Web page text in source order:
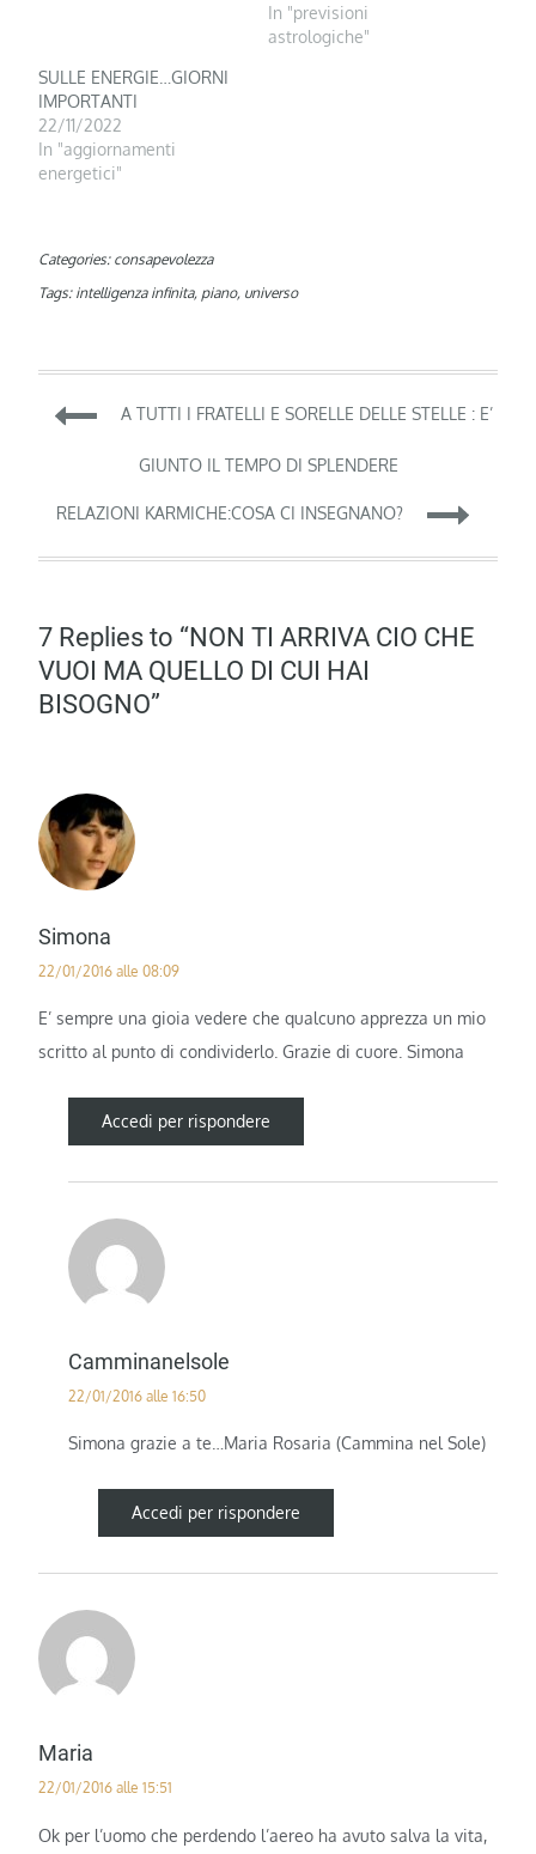
In "previsioni
astrologiche"
SULLE ENERGIE…GIORNI
IMPORTANTI
22/11/2022
In "aggiornamenti
energetici"
Categories: consapevolezza
Tags: intelligenza infinita, piano, universo
Navigazione
articoli
A TUTTI I FRATELLI E SORELLE DELLE STELLE : E’
GIUNTO IL TEMPO DI SPLENDERE
RELAZIONI KARMICHE:COSA CI INSEGNANO?
7 Replies to “NON TI ARRIVA CIO CHE
VUOI MA QUELLO DI CUI HAI
BISOGNO”
Simona
22/01/2016 alle 08:09
E’ sempre una gioia vedere che qualcuno apprezza un mio
scritto al punto di condividerlo. Grazie di cuore. Simona
Accedi per rispondere
Camminanelsole
22/01/2016 alle 16:50
Simona grazie a te…Maria Rosaria (Cammina nel Sole)
Accedi per rispondere
Maria
22/01/2016 alle 15:51
Ok per l’uomo che perdendo l’aereo ha avuto salva la vita,